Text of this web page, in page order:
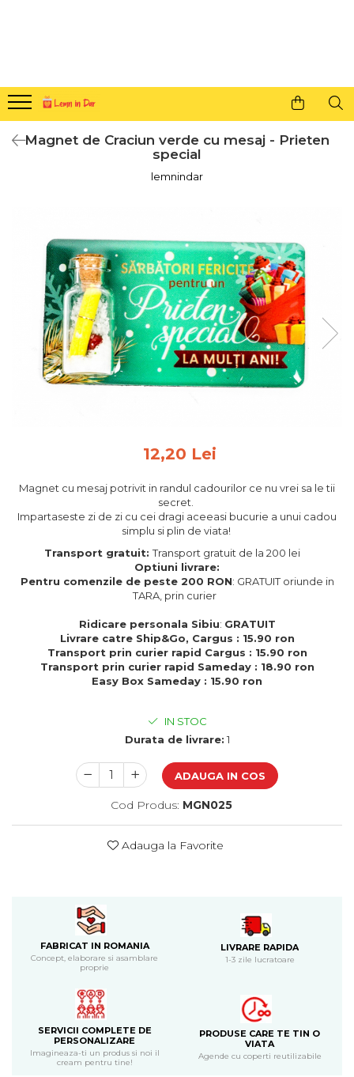
Agende din lemn
Agende 10x10
Semne de carte
Decoratiuni cu peisaje de iarna
Sosete de Craciun
Magneti de Craciun
Jucarii din lemn
Cercei din lemn
Feng Shui
Felicitari din lemn
Felicitari pentru cei dragi
Rame foto din lemn
Camion din lemn
Papioane din lemn
Decoratiuni pentru casa
Genti si portofele barbati din
Produse personalizate pentru
nunti si botezuri
Cadouri personalizate pentru
cei dragi
Cadouri pentru profesori
Cadouri pentru EL
Cadouri pentru iubit
Cadouri pentru iubita
Cadouri pentru mama
Cadouri pentru cea mai buna
Cadouri pentru bunici
Cadouri personalizate pentru nasi
Magnet de Craciun verde cu mesaj - Prieten
special
lemnindar
12,20 Lei
Magnet cu mesaj potrivit in randul cadourilor ce nu vrei sa le tii
secret.
Impartaseste zi de zi cu cei dragi aceeasi bucurie a unui cadou
simplu si plin de viata!
Transport gratuit:Transport gratuit de la 200 lei
Optiuni livrare:
Pentru comenzile de peste 200 RON: GRATUIT oriunde in
TARA, prin curier
Ridicare personala Sibiu: GRATUIT
Livrare catre Ship&Go, Cargus : 15.90 ron
Transport prin curier rapid Cargus : 15.90 ron
Transport prin curier rapid Sameday : 18.90 ron
Easy Box Sameday : 15.90 ron
IN STOC
Durata de livrare: 1
ADAUGA IN COS
Cod Produs: MGN025
Adauga la Favorite
FABRICAT IN ROMANIA
Concept, elaborare si asamblare
proprie
LIVRARE RAPIDA
1-3 zile lucratoare
SERVICII COMPLETE DE
PERSONALIZARE
Imagineaza-ti un produs si noi il
cream pentru tine!
PRODUSE CARE TE TIN O
VIATA
Agende cu coperti reutilizabile